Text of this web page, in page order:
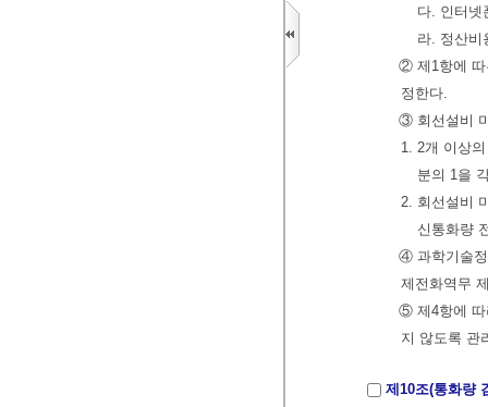
다. 인터넷
라. 정산
② 제1항에 따
정한다.
③ 회선설비
1. 2개 이상
분의 1을
2. 회선설비
신통화량
④ 과학기술정
제전화역무
⑤ 제4항에 따
지 않도록 관
제10조(통화량